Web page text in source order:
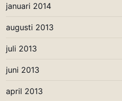
januari 2014
augusti 2013
juli 2013
juni 2013
april 2013